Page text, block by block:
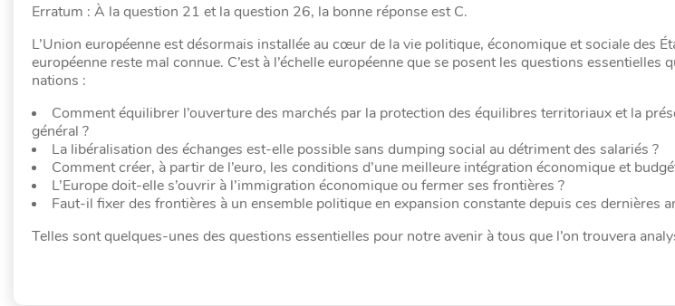
Erratum : À la question 21 et la question 26, la bonne réponse est C.
L’Union européenne est désormais installée au cœur de la vie politique, économique et sociale des
européenne reste mal connue. C’est à l’échelle européenne que se posent les questions essentielles
nations :
Comment équilibrer l’ouverture des marchés par la protection des équilibres territoriaux et la
général ?
La libéralisation des échanges est-elle possible sans dumping social au détriment des salariés ?
Comment créer, à partir de l’euro, les conditions d’une meilleure intégration économique et
L’Europe doit-elle s’ouvrir à l’immigration économique ou fermer ses frontières ?
Faut-il fixer des frontières à un ensemble politique en expansion constante depuis ces dernières
Telles sont quelques-unes des questions essentielles pour notre avenir à tous que l’on trouvera